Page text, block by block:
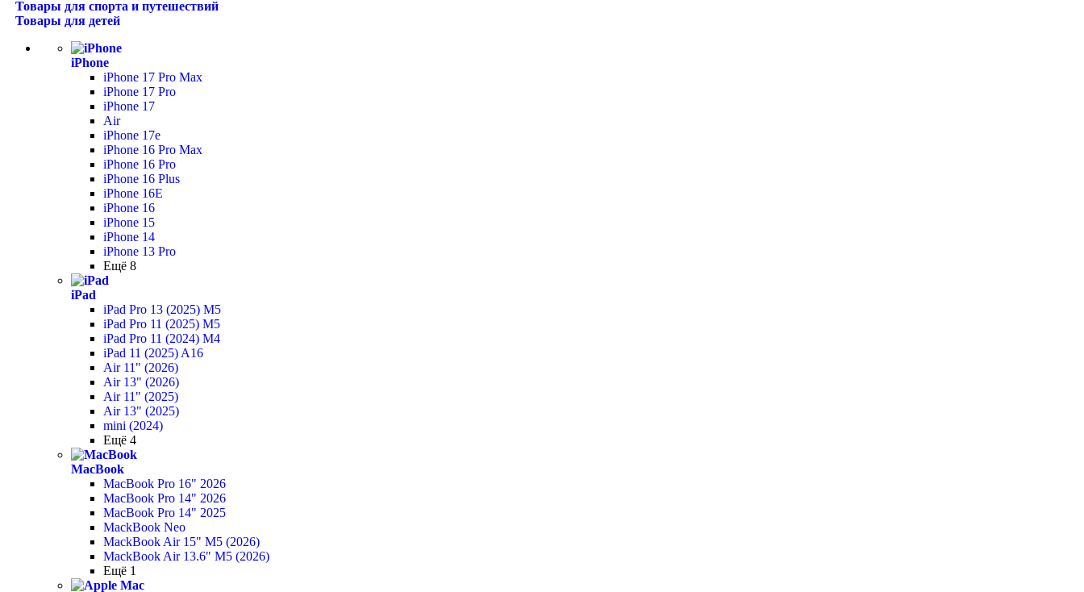
Товары для спорта и путешествий
Товары для детей
iPhone
iPhone 17 Pro Max
iPhone 17 Pro
iPhone 17
Air
iPhone 17e
iPhone 16 Pro Max
iPhone 16 Pro
iPhone 16 Plus
iPhone 16E
iPhone 16
iPhone 15
iPhone 14
iPhone 13 Pro
Ещё 8
iPad
iPad Pro 13 (2025) M5
iPad Pro 11 (2025) M5
iPad Pro 11 (2024) M4
iPad 11 (2025) A16
Air 11" (2026)
Air 13" (2026)
Air 11" (2025)
Air 13" (2025)
mini (2024)
Ещё 4
MacBook
MacBook Pro 16" 2026
MacBook Pro 14" 2026
MacBook Pro 14" 2025
MackBook Neo
MackBook Air 15" M5 (2026)
MackBook Air 13.6" M5 (2026)
Ещё 1